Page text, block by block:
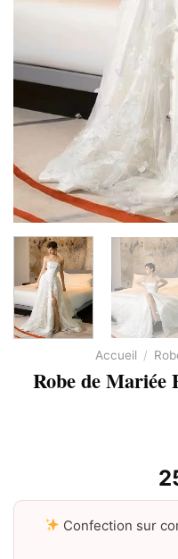
Accueil /
Robe de Mariée
Confection sur